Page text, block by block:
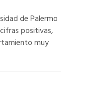
de Palermo
positivas,
muy